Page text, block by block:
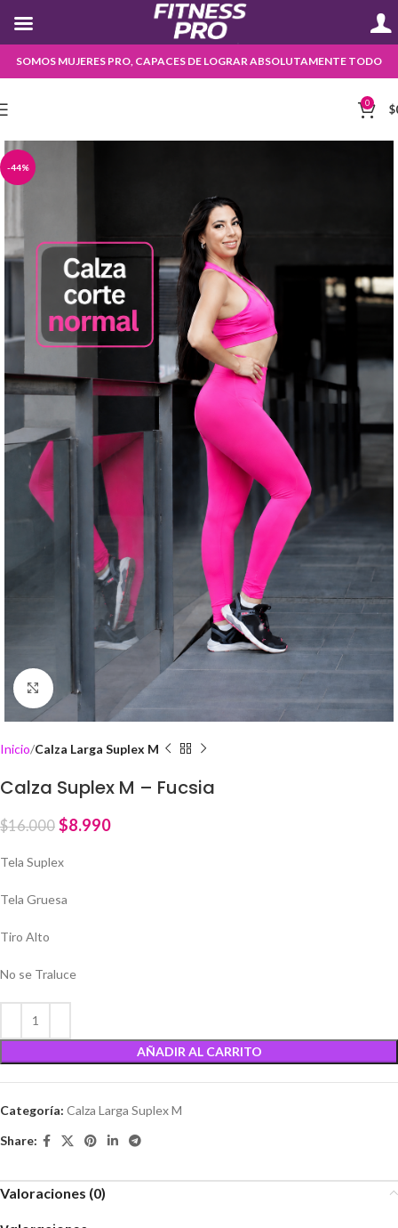
SOMOS MUJERES PRO, CAPACES DE LOGRAR ABSOLUTAMENTE TODO
0 $
-44%
Click to enlarge
Inicio Calza Larga Suplex M
Calza Suplex M – Fucsia
$16.000 $8.990
Tela Suplex
Tela Gruesa
Tiro Alto
No se Traluce
AÑADIR AL CARRITO
Categoría: Calza Larga Suplex M
Share:
Valoraciones (0)